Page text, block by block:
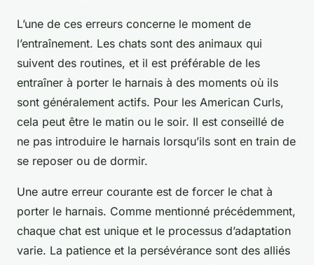
L’une de ces erreurs concerne le moment de
l’entraînement. Les chats sont des animaux qui
suivent des routines, et il est préférable de les
entraîner à porter le harnais à des moments où ils
sont généralement actifs. Pour les American Curls,
cela peut être le matin ou le soir. Il est conseillé de
ne pas introduire le harnais lorsqu’ils sont en train de
se reposer ou de dormir.
Une autre erreur courante est de forcer le chat à
porter le harnais. Comme mentionné précédemment,
chaque chat est unique et le processus d’adaptation
varie. La patience et la persévérance sont des alliés